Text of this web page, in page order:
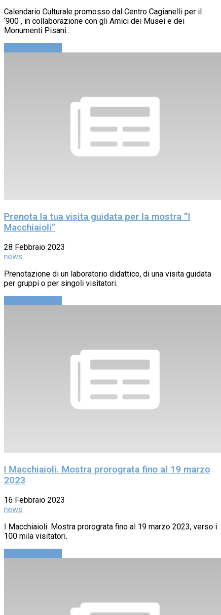
Calendario Culturale promosso dal Centro Cagianelli per il
‘900 , in collaborazione con gli Amici dei Musei e dei
Monumenti Pisani...
Prenota la tua visita guidata per la mostra “I
Macchiaioli”
28 Febbraio 2023
news
Prenotazione di un laboratorio didattico, di una visita guidata
per gruppi o per singoli visitatori.
I Macchiaioli. Mostra prorograta fino al 19 marzo
2023
16 Febbraio 2023
news
I Macchiaioli. Mostra prorograta fino al 19 marzo 2023, verso i
100 mila visitatori.